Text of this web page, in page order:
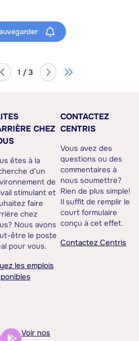
1 / 3
CHEZ
êtes à la
d’un
de
stimulant et
faire
chez
Nous avons
être le poste
pour vous.
les emplois
CONTACTEZ
CENTRIS
Vous avez des
questions ou des
commentaires à
nous soumettre?
Rien de plus simple!
Il suffit de remplir le
court formulaire
conçu à cet effet.
Contactez Centris
Voir nos